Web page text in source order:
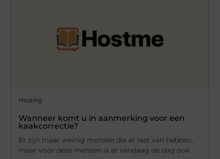
Hosting
Wanneer komt u in aanmerking voor een
kaakcorrectie?
Er zijn maar weinig mensen die er last van hebben,
maar voor deze mensen is er vandaag de dag ook